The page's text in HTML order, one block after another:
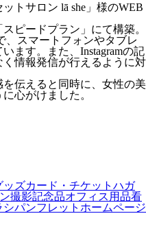
トサロン lā she」様のWEB
ピードプラン」にて構築。
、スマートフォンやタブレ
ます。また、Instagramの記
情報発信が行えるように対
伝えると同時に、女性の美
心がけました。
ッズカード・チケット ハガ
撮影記念品オフィス用品看
シパンフレット ホームページ